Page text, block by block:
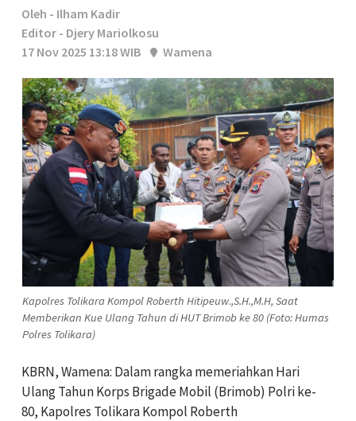
Oleh - Ilham Kadir
Editor - Djery Mariolkosu
17 Nov 2025 13:18 WIB
Wamena
Kapolres Tolikara Kompol Roberth Hitipeuw.,S.H.,M.H, Saat
Memberikan Kue Ulang Tahun di HUT Brimob ke 80 (Foto: Humas
Polres Tolikara)
KBRN, Wamena: Dalam rangka memeriahkan Hari
Ulang Tahun Korps Brigade Mobil (Brimob) Polri ke-
80, Kapolres Tolikara Kompol Roberth